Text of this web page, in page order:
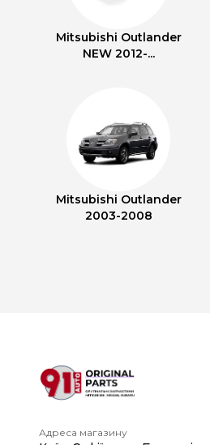
Mitsubishi Outlander
NEW 2012-...
Mitsubishi Outlander
2003-2008
Адреса магазину